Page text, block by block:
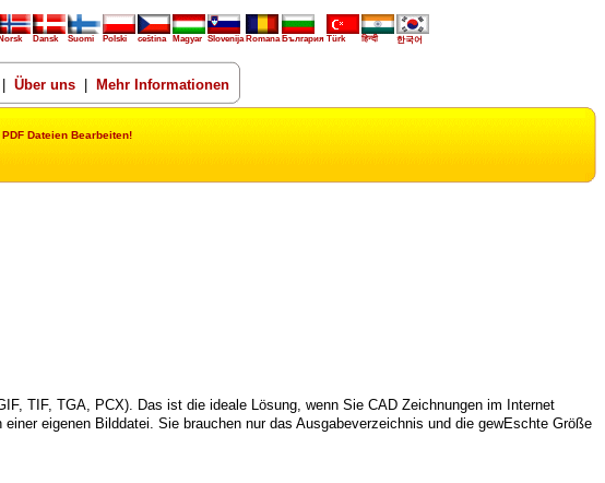
Norsk Dansk Suomi Polski ceština Magyar Slovenija Romana България Türk हिन्दी 한국어
Über uns| Mehr Informationen
PDF Dateien Bearbeiten!
TIF, TGA, PCX). Das ist die ideale Lösung, wenn Sie CAD Zeichnungen im Internet
eigenen Bilddatei. Sie brauchen nur das Ausgabeverzeichnis und die gewEschte Größe